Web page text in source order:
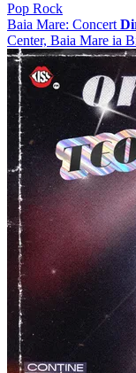
Pop Rock
Baia Mare: Concert
Center, Baia Mare ia